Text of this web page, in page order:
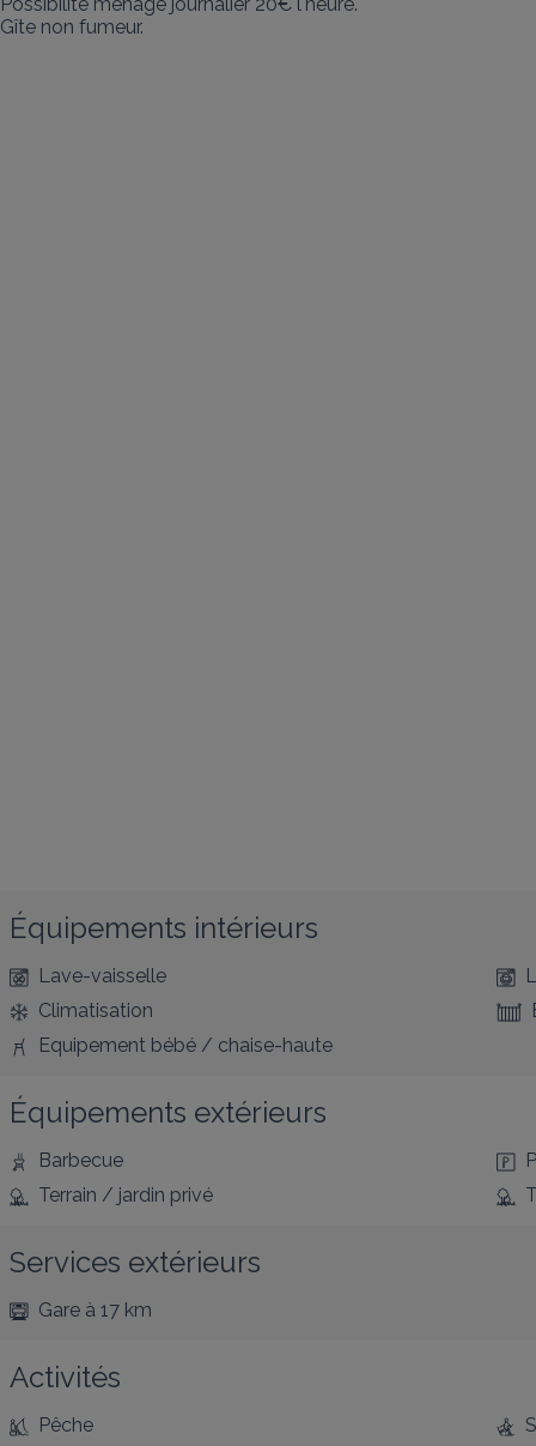
Gîte non fumeur.
Équipements intérieurs
Lave-vaisselle
Climatisation
Equipement bébé / chaise-haute
Équipements extérieurs
Barbecue
Terrain / jardin privé
Services extérieurs
Gare à 17 km
Activités
Pêche